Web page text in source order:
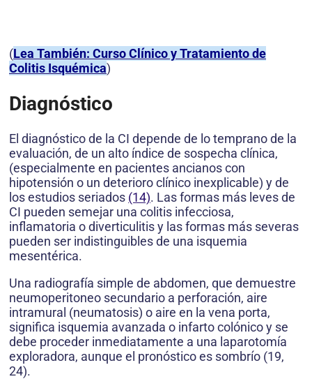
(Lea También: Curso Clínico y Tratamiento de
Colitis Isquémica)
Diagnóstico
El diagnóstico de la CI depende de lo temprano de la
evaluación, de un alto índice de sospecha clínica,
(especialmente en pacientes ancianos con
hipotensión o un deterioro clínico inexplicable) y de
los estudios seriados (14). Las formas más leves de
CI pueden semejar una colitis infecciosa,
inflamatoria o diverticulitis y las formas más severas
pueden ser indistinguibles de una isquemia
mesentérica.
Una radiografía simple de abdomen, que demuestre
neumoperitoneo secundario a perforación, aire
intramural (neumatosis) o aire en la vena porta,
significa isquemia avanzada o infarto colónico y se
debe proceder inmediatamente a una laparotomía
exploradora, aunque el pronóstico es sombrío (19,
24).